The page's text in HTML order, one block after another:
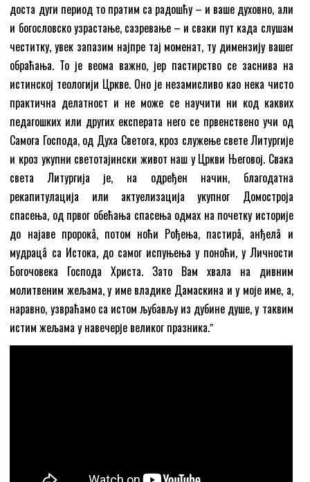
доста дуги период то пратим са радошћу – и ваше духовно, али
и богословско узрастање, сазревање – и сваки пут када слушам
честитку, увек запазим најпре тај моменат, ту димензију вашег
обраћања. То је веома важно, јер пастирство се заснива на
истинској теологији Цркве. Оно је незамисливо као нека чисто
практична делатност и не може се научити ни код каквих
педагошких или других експерата него се првенствено учи од
Самога Господа, од Духа Светога, кроз служење свете Литургије
и кроз укупни светотајински живот наш у Цркви Његовој. Свака
света Литургија је, на одређен начин, благодатна
рекапитулација или актуелизација укупног Домостроја
спасења, од првог обећања спасења одмах на почетку историје
до најаве пророкâ, потом ноћи Рођења, пастирâ, анђелâ и
мудрацâ са Истока, до самог испуњења у поноћи, у Личности
Богочовека Господа Христа. Зато Вам хвала на дивним
молитвеним жељама, у име владике Дамаскина и у моје име, а,
наравно, узвраћамо са истом љубављу из дубине душе, у таквим
истим жељама у навечерје великог празника.ˮ